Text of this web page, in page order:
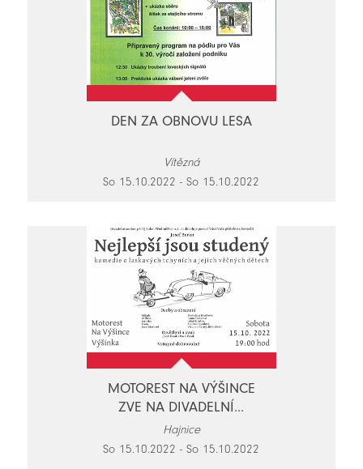
DEN ZA OBNOVU LESA
Vítězná
So 15.10.2022 - So 15.10.2022
MOTOREST NA VÝŠINCE
ZVE NA DIVADELNÍ...
Hajnice
So 15.10.2022 - So 15.10.2022